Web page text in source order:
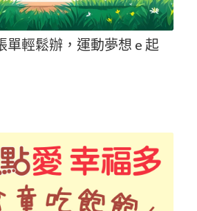
單輕鬆辦，運動夢想 e 起